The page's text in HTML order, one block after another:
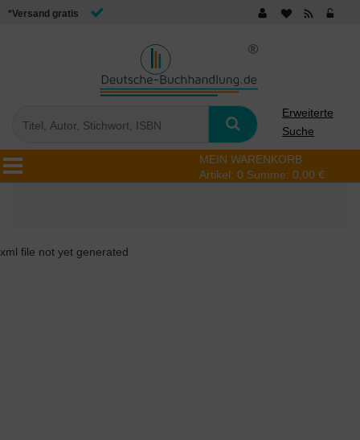
*Versand gratis
Erweiterte
Suche
MEIN WARENKORB
Artikel: 0 Summe: 0,00 €
xml file not yet generated